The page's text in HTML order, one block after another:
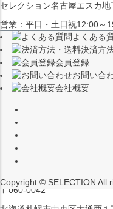
セレクション名古屋エスカ地
営業：平日・土日祝12:00～
（※15:00～16:00はメンテナ
〒453-0015
愛知県名古屋市中村区椿町６−
MAP
SHOP
セレクション ポップアップ
営業：平日・土日祝12:00～
〒060-0042
よくある
決済方
会員登録
お問い合
会社概要
Copyright © SELECTION All